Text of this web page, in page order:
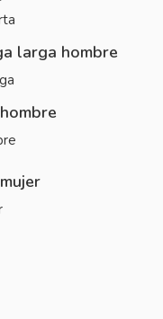
larga hombre